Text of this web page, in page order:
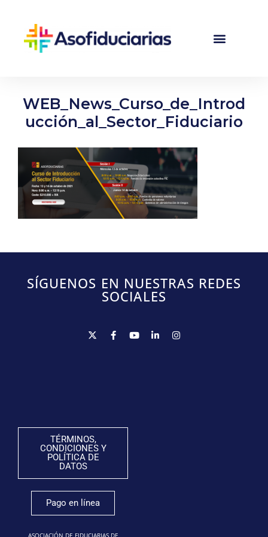
WEB_News_Curso_de_Introd
ucción_al_Sector_Fiduciario
SÍGUENOS EN NUESTRAS REDES
SOCIALES
TÉRMINOS,
CONDICIONES Y
POLÍTICA DE
DATOS
Pago en línea
ASOCIACIÓN DE FIDUCIARIAS DE